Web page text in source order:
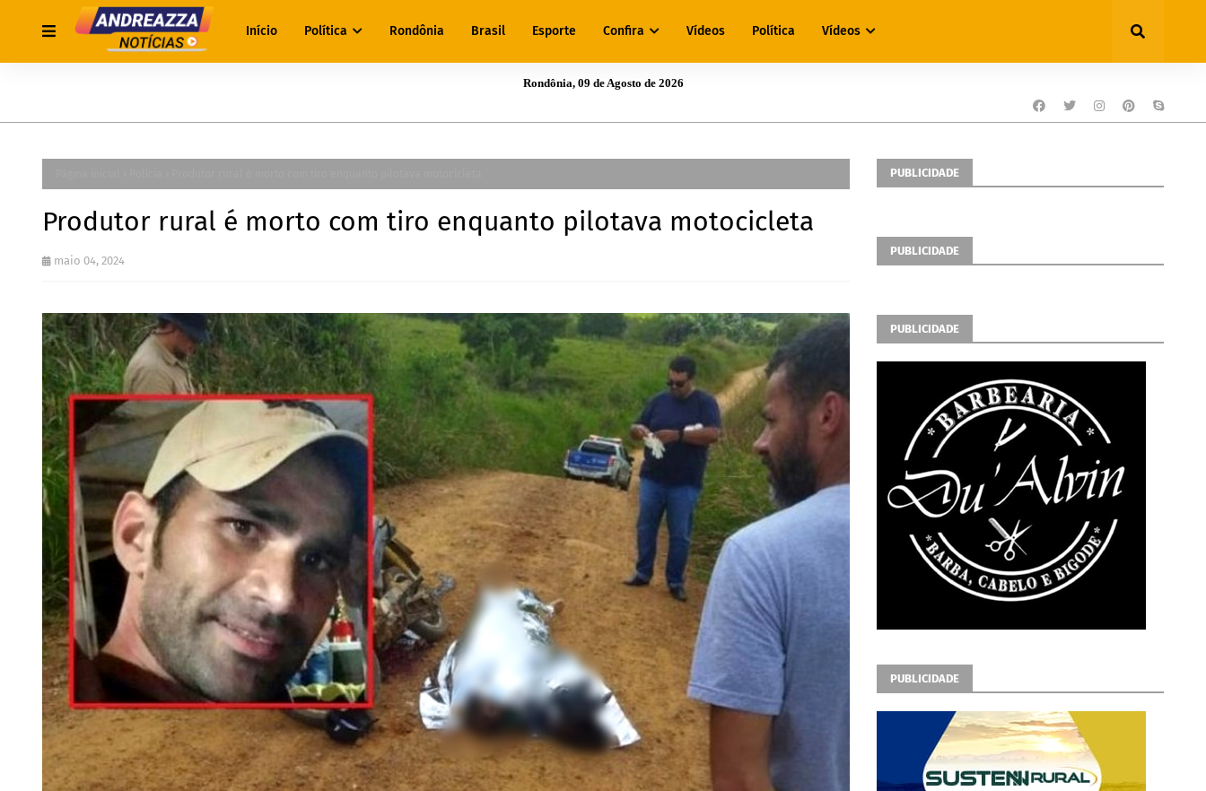
Início Política Rondônia Brasil Esporte Confira Vídeos Política Vídeos
Rondônia, 09 de Agosto de 2026
Produtor rural é morto com tiro enquanto pilotava motocicleta
maio 04, 2024
PUBLICIDADE
PUBLICIDADE
PUBLICIDADE
PUBLICIDADE